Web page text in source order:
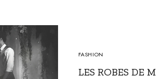
FASHION
LES ROBES DE